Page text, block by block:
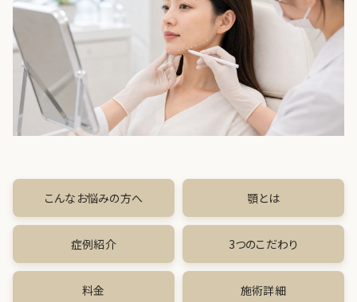
ヒアルロ
ボトック
顎
こんなお悩みの方へ 顎とは
症例紹介 3つのこだわり
料金 施術詳細